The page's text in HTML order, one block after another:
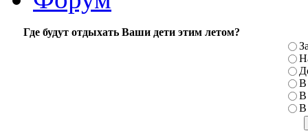
Где будут отдыхать Ваши дети этим летом?
В
В
В